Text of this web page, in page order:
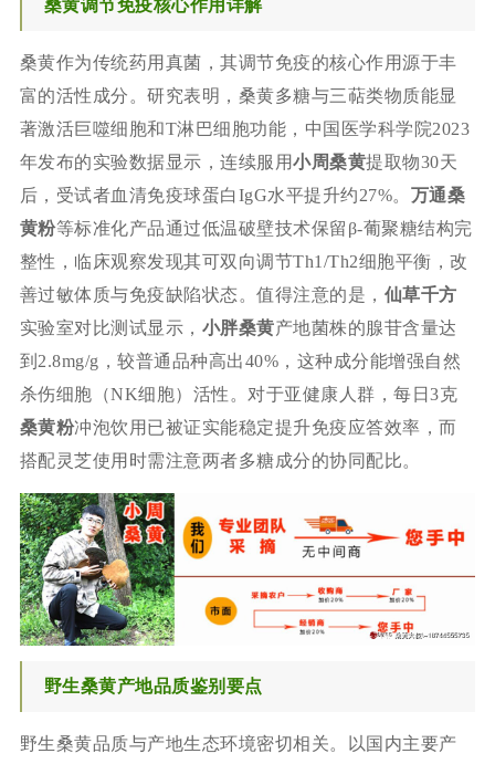
桑黄调节免疫核心作用详解
桑黄作为传统药用真菌，其调节免疫的核心作用源于丰
富的活性成分。研究表明，桑黄多糖与三萜类物质能显
著激活巨噬细胞和T淋巴细胞功能，中国医学科学院2023
年发布的实验数据显示，连续服用小周桑黄提取物30天
后，受试者血清免疫球蛋白IgG水平提升约27%。 万通桑
黄粉等标准化产品通过低温破壁技术保留β-葡聚糖结构完
整性，临床观察发现其可双向调节Th1/Th2细胞平衡，改
善过敏体质与免疫缺陷状态。值得注意的是， 仙草千方
实验室对比测试显示， 小胖桑黄产地菌株的腺苷含量达
到2.8mg/g，较普通品种高出40%，这种成分能增强自然
杀伤细胞（NK细胞）活性。对于亚健康人群，每日3克
桑黄粉冲泡饮用已被证实能稳定提升免疫应答效率，而
搭配灵芝使用时需注意两者多糖成分的协同配比。
野生桑黄产地品质鉴别要点
野生桑黄品质与产地生态环境密切相关。以国内主要产